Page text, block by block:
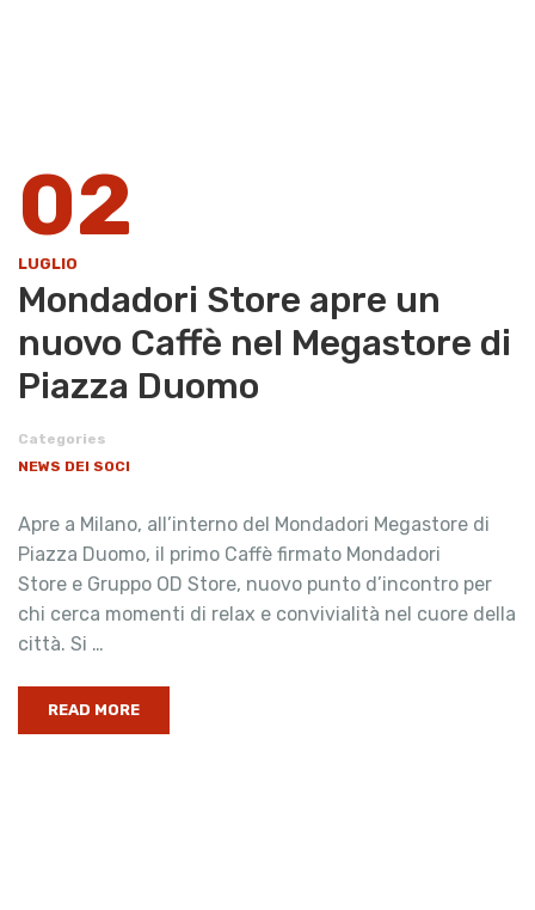
02
LUGLIO
Mondadori Store apre un
nuovo Caffè nel Megastore di
Piazza Duomo
Categories
NEWS DEI SOCI
Apre a Milano, all’interno del Mondadori Megastore di
Piazza Duomo, il primo Caffè firmato Mondadori
Store e Gruppo OD Store, nuovo punto d’incontro per
chi cerca momenti di relax e convivialità nel cuore della
città. Si …
READ MORE